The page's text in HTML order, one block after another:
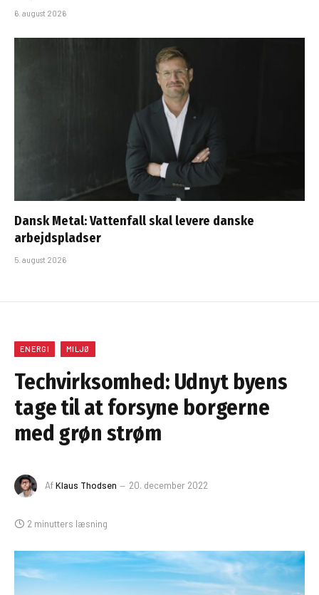
6. august 2026
Dansk Metal: Vattenfall skal levere danske
arbejdspladser
5. august 2026
ENERGI MILJØ
Techvirksomhed: Udnyt byens
tage til at forsyne borgerne
med grøn strøm
AfKlaus Thodsen 20. december 2022
2 minutters læsning